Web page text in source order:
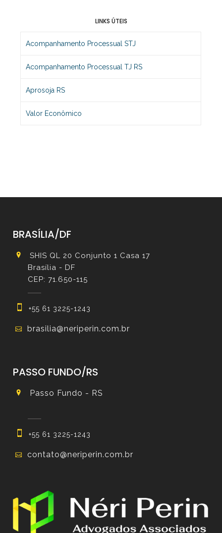
LINKS ÚTEIS
Acompanhamento Processual STJ
Acompanhamento Processual TJ RS
Aprosoja RS
Valor Econômico
BRASÍLIA/DF
SHIS QL 20 Conjunto 1 Casa 17
Brasília - DF
CEP: 71.650-115
+55 61 3225-1243
brasilia@neriperin.com.br
PASSO FUNDO/RS
Passo Fundo - RS
+55 61 3225-1243
contato@neriperin.com.br